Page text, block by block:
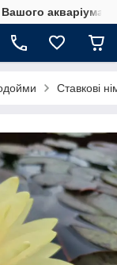
акваріума
Ставкові